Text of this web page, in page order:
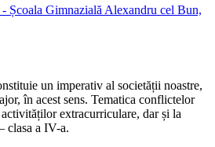
Școala Gimnazială Alexandru cel Bun,
un imperativ al societății noastre,
în acest sens. Tematica conflictelor
extracurriculare, dar și la
clasa a IV-a.